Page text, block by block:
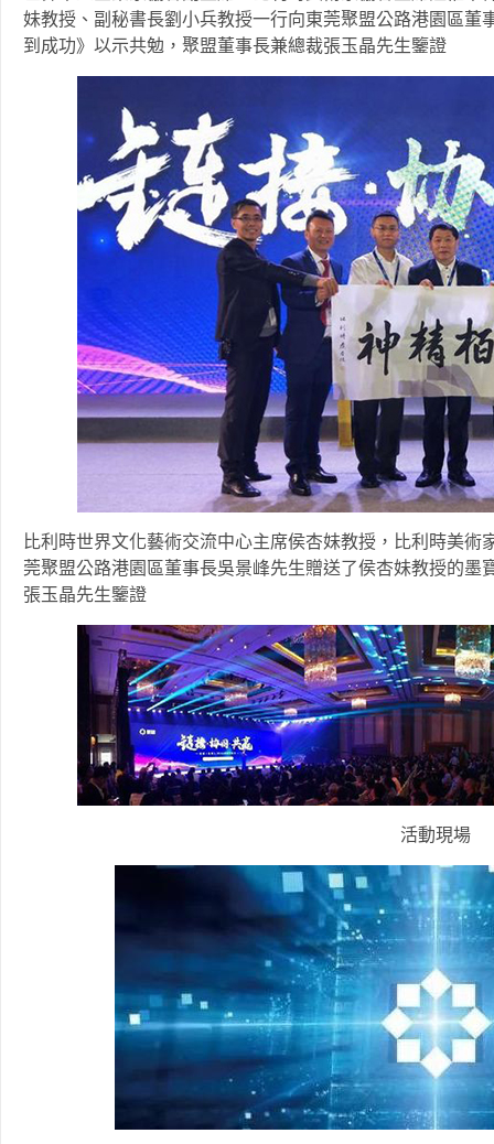
妹教授、副秘書長劉小兵教授一行向東莞聚盟公路港園區董
到成功》以示共勉，聚盟董事長兼總裁張玉晶先生鑒證
比利時世界文化藝術交流中心主席侯杏妹教授，比利時美
莞聚盟公路港園區董事長吳景峰先生贈送了侯杏妹教授的墨
張玉晶先生鑒證
活動現場